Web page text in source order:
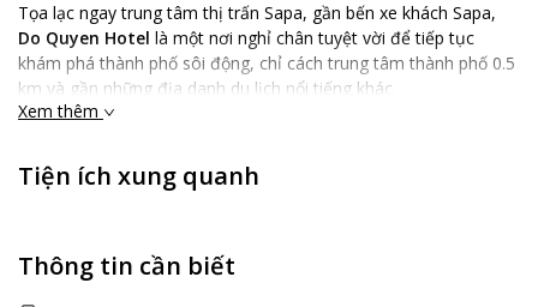
Tọa lạc ngay trung tâm thị trấn Sapa, gần bến xe khách Sapa,
Do Quyen Hotel là một nơi nghỉ chân tuyệt vời để tiếp tục
khám phá thành phố sôi động, chỉ cách trung tâm thành phố 0.5
km và gần những địa danh du lịch nổi tiếng khác.
Đặc điểm khách sạn
gần 10 năm hoạt động, Do Quyen Hotel
hiện nay tại Sapa với tiêu chuẩn 2 sao chất lượng. Khách sạn có
được nhiều du khách tìm đến.
Xem thêm
Tiện ích xung quanh
Thông tin cần biết